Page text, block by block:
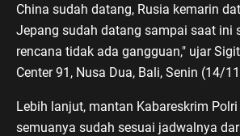
China sudah datang, Rusia kemarin
Jepang sudah datang sampai saat ini
rencana tidak ada gangguan," ujar
Center 91, Nusa Dua, Bali, Senin (14/
Lebih lanjut, mantan Kabareskrim
semuanya sudah sesuai jadwalnya